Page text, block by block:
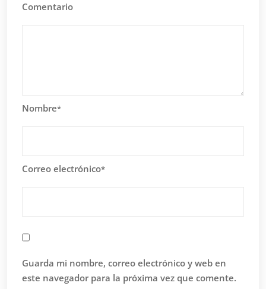
Comentario
Nombre*
Correo electrónico*
Guarda mi nombre, correo electrónico y web en
este navegador para la próxima vez que comente.